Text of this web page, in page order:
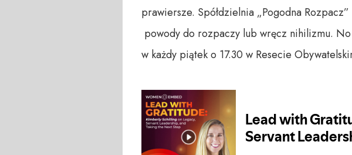
prawiersze. Spółdzielnia „Pogodna
powody do rozpaczy lub wręcz nihilizmu.
w każdy piątek o 17.30 w Resecie